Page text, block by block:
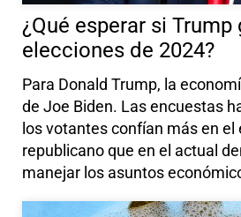
¿Qué esperar si Trump
elecciones de 2024?
Para Donald Trump, la
de Joe Biden. Las encuestas
los votantes confían más en el
republicano que en el actual
manejar los asuntos